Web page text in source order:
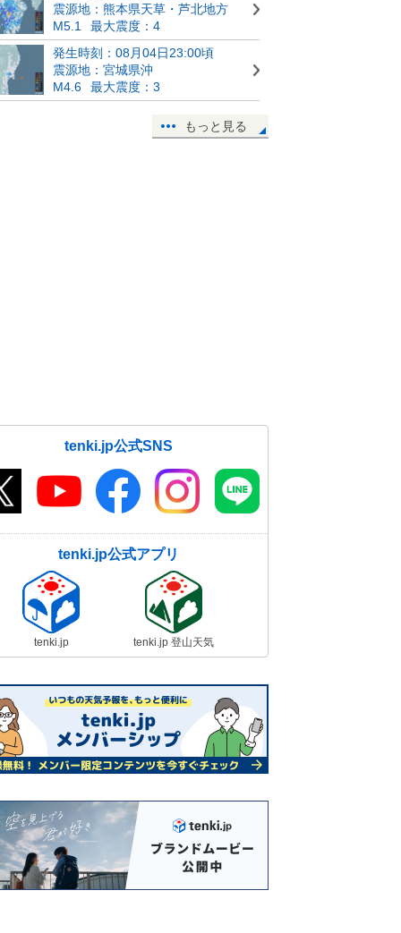
震源地：熊本県天草・芦北地方
M5.1
最大震度：4
発生時刻：08月04日23:00頃
震源地：宮城県沖
M4.6
最大震度：3
もっと見る
tenki.jp公式SNS
tenki.jp公式アプリ
tenki.jp tenki.jp 登山天気